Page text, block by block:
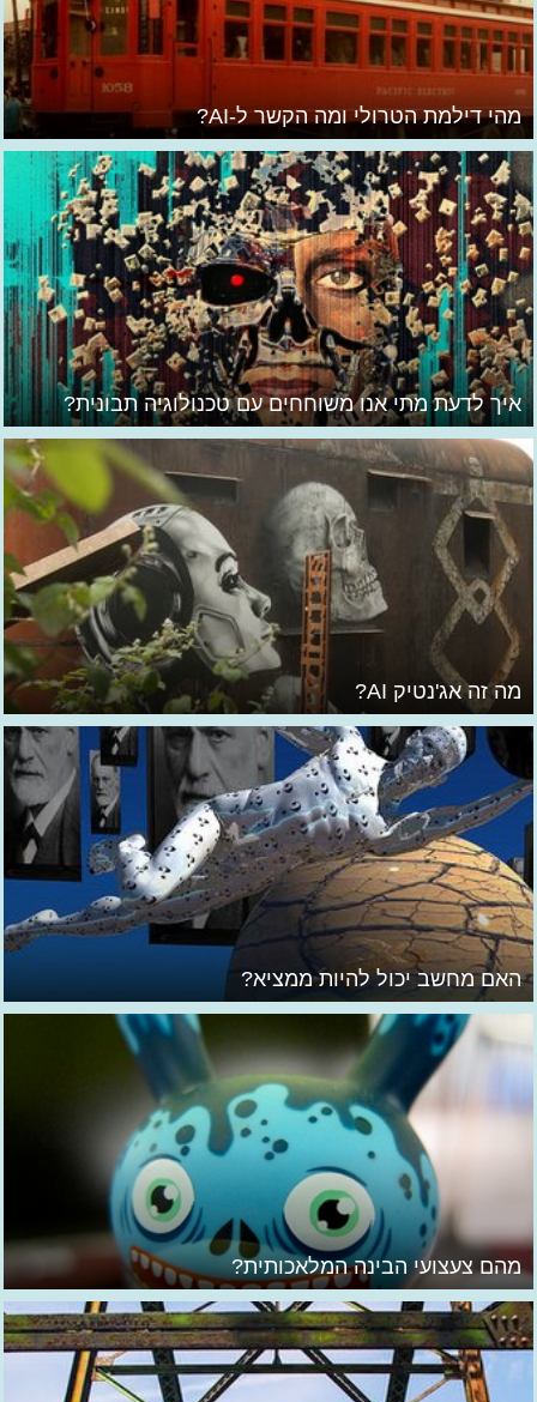
מהי דילמת הטרולי ומה הקשר ל-AI?
איך לדעת מתי אנו משוחחים עם טכנולוגיה תבונית?
מה זה אג'נטיק AI?
האם מחשב יכול להיות ממציא?
מהם צעצועי הבינה המלאכותית?